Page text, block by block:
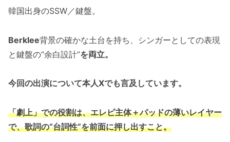
韓国出身のSSW／鍵盤。
Berklee背景の確かな土台を持ち、シンガーとしての表現
と鍵盤の“余白設計”を両立。
今回の出演について本人Xでも言及しています。
「劇上」での役割は、エレピ主体＋パッドの薄いレイヤー
で、歌詞の“台詞性”を前面に押し出すこと。